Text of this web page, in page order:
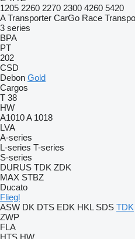
1205 2260 2270 2300 4260 5420
A Transporter CarGo Race
3 series
BPA
PT
202
CSD
Debon Gold
Cargos
T 38
HW
A1010A 1018
LVA
A-series
L-series T-series
S-series
DURUS TDK ZDK
MAX STBZ
Ducato
Fliegl
ASW DK DTS EDK HKL SDS TDK
ZWP
FLA
HTS HW